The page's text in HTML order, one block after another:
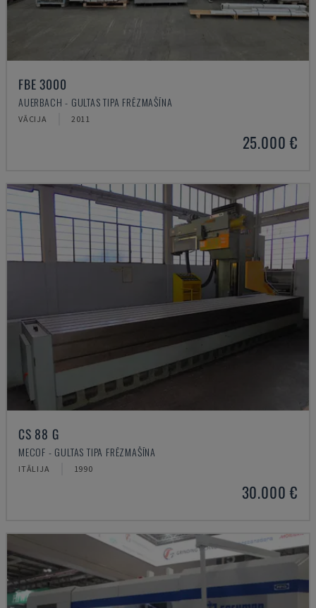
FBE 3000
AUERBACH - GULTAS TIPA FRĒZMAŠĪNA
VĀCIJA 2011
25.000 €
CS 88 G
MECOF - GULTAS TIPA FRĒZMAŠĪNA
ITĀLIJA 1990
30.000 €